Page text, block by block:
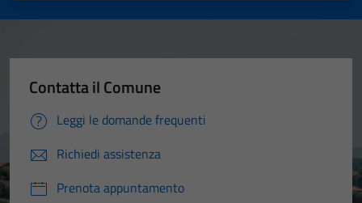
Contatta il Comune
Leggi le domande frequenti
Richiedi assistenza
Prenota appuntamento